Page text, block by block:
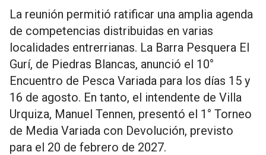
La reunión permitió ratificar una amplia agenda
de competencias distribuidas en varias
localidades entrerrianas. La Barra Pesquera El
Gurí, de Piedras Blancas, anunció el 10°
Encuentro de Pesca Variada para los días 15 y
16 de agosto. En tanto, el intendente de Villa
Urquiza, Manuel Tennen, presentó el 1° Torneo
de Media Variada con Devolución, previsto
para el 20 de febrero de 2027.